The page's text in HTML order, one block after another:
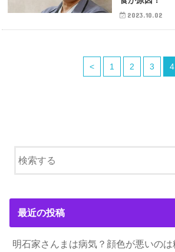
2023.10.02
< 1 2 3 4
最近の投稿
明石家さんまは病気？顔色が悪いの